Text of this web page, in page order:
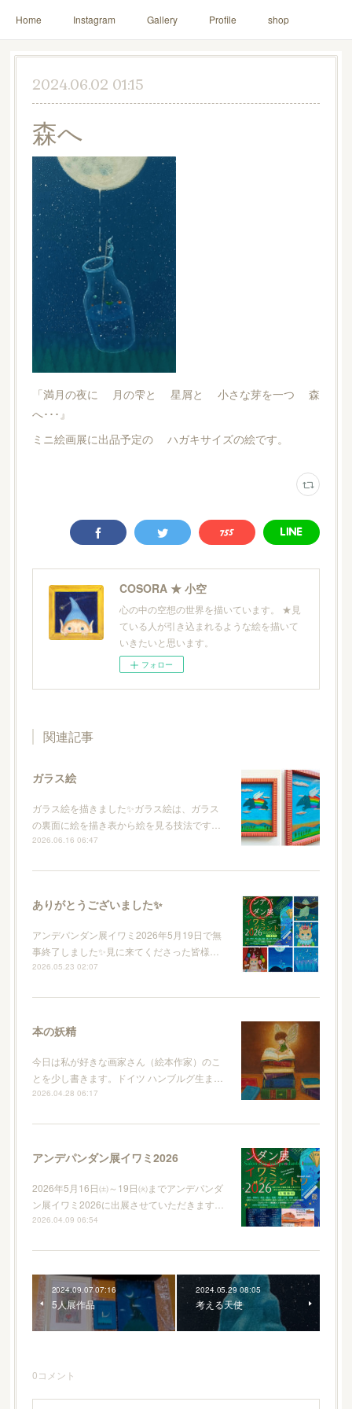
Home Instagram Gallery Profile shop
2024.06.02 01:15
森へ
「満月の夜に 月の雫と 星屑と 小さな芽を一つ 森
へ･･･』
ミニ絵画展に出品予定の ハガキサイズの絵です。
COSORA ★ 小空
心の中の空想の世界を描いています。 ★見
ている人が引き込まれるような絵を描いて
いきたいと思います。
フォロー
関連記事
ガラス絵
ガラス絵を描きました✨ガラス絵は、ガラス
の裏面に絵を描き表から絵を見る技法です…
2026.06.16 06:47
ありがとうございました✨
アンデパンダン展イワミ2026年5月19日で無
事終了しました✨見に来てくださった皆様…
2026.05.23 02:07
本の妖精
今日は私が好きな画家さん（絵本作家）のこ
とを少し書きます。ドイツ ハンブルグ生ま…
2026.04.28 06:17
アンデパンダン展イワミ2026
2026年5月16日㈯～19日㈫までアンデパンダ
ン展イワミ2026に出展させていただきます…
2026.04.09 06:54
2024.09.07 07:16
5人展作品
2024.05.29 08:05
考える天使
0コメント